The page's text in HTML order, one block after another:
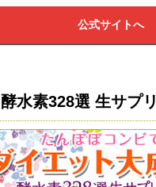
公式サイトへ
酵水素328選 生サプリ